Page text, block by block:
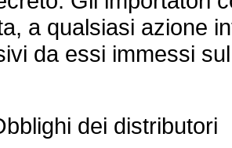
a qualsiasi azione
da essi immessi
dei distributori